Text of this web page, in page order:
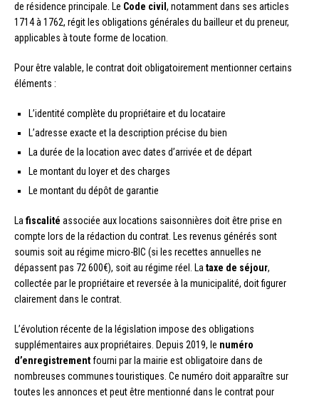
de résidence principale. Le Code civil , notamment dans ses articles
1714 à 1762, régit les obligations générales du bailleur et du preneur,
applicables à toute forme de location.
Pour être valable, le contrat doit obligatoirement mentionner certains
éléments :
L’identité complète du propriétaire et du locataire
L’adresse exacte et la description précise du bien
La durée de la location avec dates d’arrivée et de départ
Le montant du loyer et des charges
Le montant du dépôt de garantie
La fiscalité associée aux locations saisonnières doit être prise en
compte lors de la rédaction du contrat. Les revenus générés sont
soumis soit au régime micro-BIC (si les recettes annuelles ne
dépassent pas 72 600€), soit au régime réel. La taxe de séjour,
collectée par le propriétaire et reversée à la municipalité, doit figurer
clairement dans le contrat.
L’évolution récente de la législation impose des obligations
supplémentaires aux propriétaires. Depuis 2019, le numéro
d’enregistrementfourni par la mairie est obligatoire dans de
nombreuses communes touristiques. Ce numéro doit apparaître sur
toutes les annonces et peut être mentionné dans le contrat pour